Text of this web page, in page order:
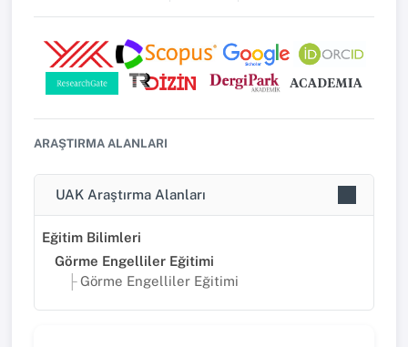
ARAŞTIRMA ALANLARI
UAK Araştırma Alanları
Eğitim Bilimleri
Görme Engelliler Eğitimi
Görme Engelliler Eğitimi